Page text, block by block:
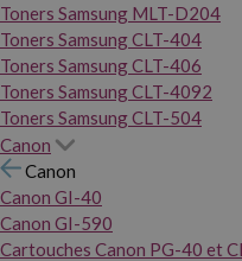
Toners Samsung MLT-D204
Toners Samsung CLT-404
Toners Samsung CLT-406
Toners Samsung CLT-4092
Toners Samsung CLT-504
Canon
Canon
Canon GI-40
Canon GI-590
Cartouches Canon PG-40 et